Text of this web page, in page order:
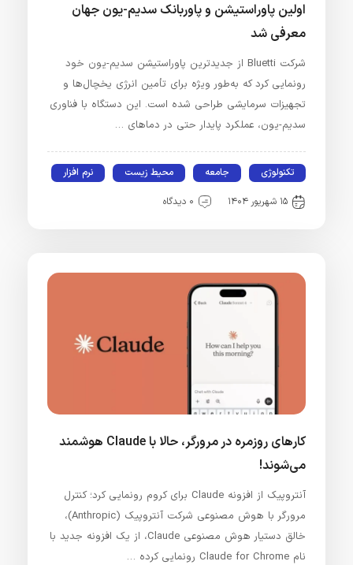
اولین پاوراستیشن و پاوربانک سدیم-یون جهان
معرفی شد
شرکت Bluetti از جدیدترین پاوراستیشن سدیم-یون خود
رونمایی کرد که به‌طور ویژه برای تأمین انرژی یخچال‌ها و
تجهیزات سرمایشی طراحی شده است. این دستگاه با فناوری
سدیم-یون، عملکرد پایدار حتی در دماهای …
تکنولوژی جامعه محیط زیست نرم افزار
کارهای روزمره در مرورگر، حالا با Claude هوشمند
می‌شوند!
آنتروپیک از افزونه Claude برای کروم رونمایی کرد؛ کنترل
مرورگر با هوش مصنوعی شرکت آنتروپیک (Anthropic)،
خالق دستیار هوش مصنوعی Claude، از یک افزونه جدید با